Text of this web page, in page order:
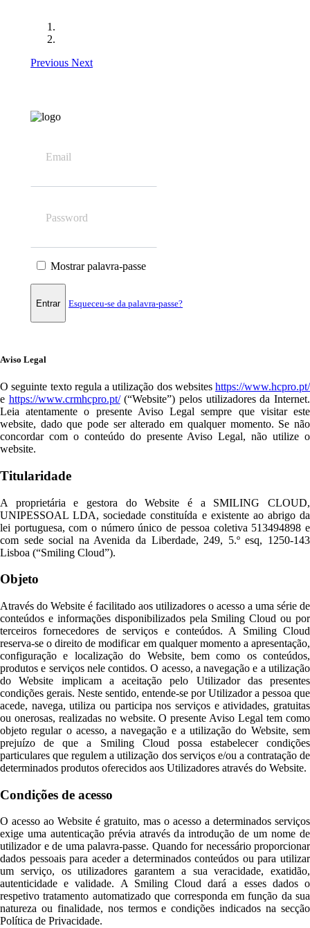
Previous Next
Email
Password
Mostrar palavra-passe
Entrar Esqueceu-se da palavra-passe?
Aviso Legal
O seguinte texto regula a utilização dos websites https://www.hcpro.pt/
e https://www.crmhcpro.pt/(“Website”) pelos utilizadores da Internet.
Leia atentamente o presente Aviso Legal sempre que visitar este
website, dado que pode ser alterado em qualquer momento. Se não
concordar com o conteúdo do presente Aviso Legal, não utilize o
website.
Titularidade
A proprietária e gestora do Website é a SMILING CLOUD,
UNIPESSOAL LDA, sociedade constituída e existente ao abrigo da
lei portuguesa, com o número único de pessoa coletiva 513494898 e
com sede social na Avenida da Liberdade, 249, 5.º esq, 1250-143
Lisboa (“Smiling Cloud”).
Objeto
Através do Website é facilitado aos utilizadores o acesso a uma série de
conteúdos e informações disponibilizados pela Smiling Cloud ou por
terceiros fornecedores de serviços e conteúdos. A Smiling Cloud
reserva-se o direito de modificar em qualquer momento a apresentação,
configuração e localização do Website, bem como os conteúdos,
produtos e serviços nele contidos. O acesso, a navegação e a utilização
do Website implicam a aceitação pelo Utilizador das presentes
condições gerais. Neste sentido, entende-se por Utilizador a pessoa que
acede, navega, utiliza ou participa nos serviços e atividades, gratuitas
ou onerosas, realizadas no website. O presente Aviso Legal tem como
objeto regular o acesso, a navegação e a utilização do Website, sem
prejuízo de que a Smiling Cloud possa estabelecer condições
particulares que regulem a utilização dos serviços e/ou a contratação de
determinados produtos oferecidos aos Utilizadores através do Website.
Condições de acesso
O acesso ao Website é gratuito, mas o acesso a determinados serviços
exige uma autenticação prévia através da introdução de um nome de
utilizador e de uma palavra-passe. Quando for necessário proporcionar
dados pessoais para aceder a determinados conteúdos ou para utilizar
um serviço, os utilizadores garantem a sua veracidade, exatidão,
autenticidade e validade. A Smiling Cloud dará a esses dados o
respetivo tratamento automatizado que corresponda em função da sua
natureza ou finalidade, nos termos e condições indicados na secção
Política de Privacidade.